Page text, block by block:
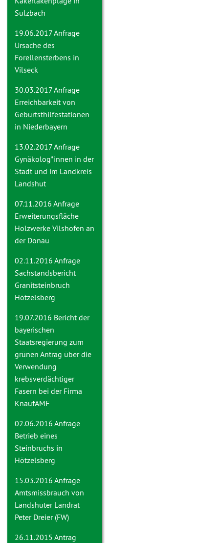
Sulzbach
19.06.2017 Anfrage
Ursache des
Forellensterbens in
Vilseck
30.03.2017 Anfrage
Erreichbarkeit von
Geburtsthilfestationen
in Niederbayern
13.02.2017 Anfrage
Gynäkolog*innen in der
Stadt und im Landkreis
Landshut
07.11.2016 Anfrage
Erweiterungsfläche
Holzwerke Vilshofen an
der Donau
02.11.2016 Anfrage
Sachstandsbericht
Granitsteinbruch
Hötzelsberg
19.07.2016 Bericht der
bayerischen
Staatsregierung zum
grünen Antrag über die
Verwendung
krebsverdächtiger
Fasern bei der Firma
KnaufAMF
02.06.2016 Anfrage
Betrieb eines
Steinbruchs in
Hötzelsberg
15.03.2016 Anfrage
Amtsmissbrauch von
Landshuter Landrat
Peter Dreier (FW)
26.11.2015 Antrag